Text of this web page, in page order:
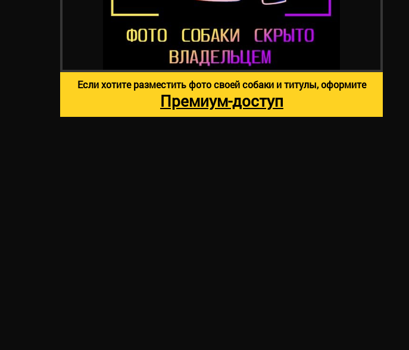
Если хотите разместить фото своей собаки и титулы, оформите
Премиум-доступ